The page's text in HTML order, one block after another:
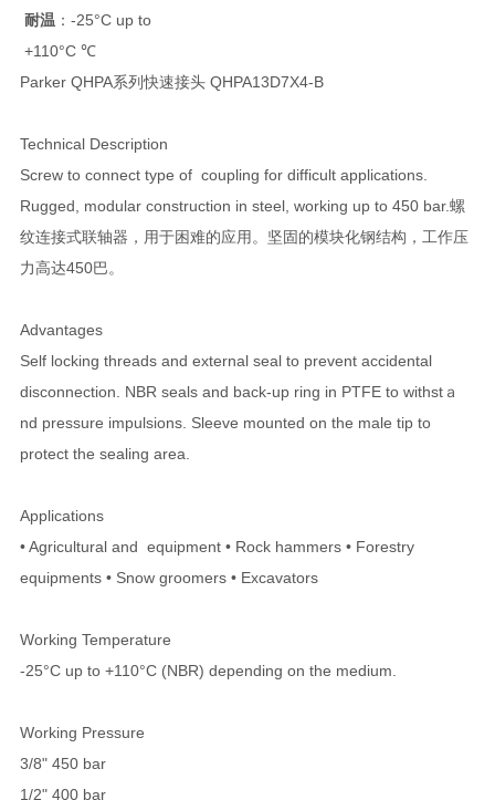
耐温 ：-25°C up to
+110°C ℃
Parker QHPA系列快速接头 QHPA13D7X4-B
Technical Description
Screw to connect type of coupling for difficult applications.
Rugged, modular construction in steel, working up to 450 bar.螺
纹连接式联轴器，用于困难的应用。坚固的模块化钢结构，工作压
力高达450巴。
Advantages
Self locking threads and external seal to prevent accidental
disconnection. NBR seals and back-up ring in PTFE to withstａ
nd pressure impulsions. Sleeve mounted on the male tip to
protect the sealing area.
Applications
• Agricultural and equipment • Rock hammers • Forestry
equipments • Snow groomers • Excavators
Working Temperature
-25°C up to +110°C (NBR) depending on the medium.
Working Pressure
3/8" 450 bar
1/2" 400 bar